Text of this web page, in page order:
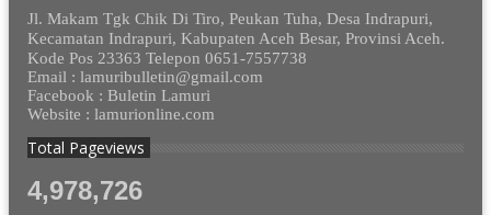
Jl. Makam Tgk Chik Di Tiro, Peukan Tuha, Desa Indrapuri,
Kecamatan Indrapuri, Kabupaten Aceh Besar, Provinsi Aceh.
Kode Pos 23363 Telepon 0651-7557738
Email : lamuribulletin@gmail.com
Facebook : Buletin Lamuri
Website : lamurionline.com
Total Pageviews
4,978,726